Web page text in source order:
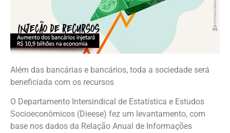
Além das bancárias e bancários, toda a sociedade será
beneficiada com os recursos
O Departamento Intersindical de Estatística e Estudos
Socioeconômicos (Dieese) fez um levantamento, com
base nos dados da Relação Anual de Informações